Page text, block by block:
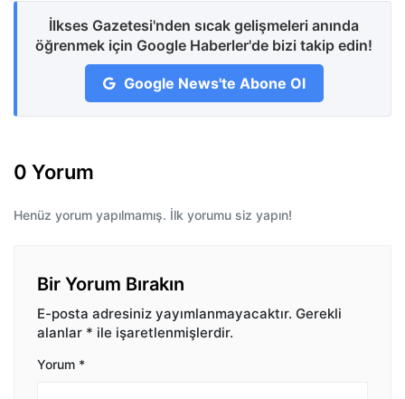
İlkses Gazetesi'nden sıcak gelişmeleri anında
öğrenmek için Google Haberler'de bizi takip edin!
Google News'te Abone Ol
0 Yorum
Henüz yorum yapılmamış. İlk yorumu siz yapın!
Bir Yorum Bırakın
E-posta adresiniz yayımlanmayacaktır. Gerekli
alanlar * ile işaretlenmişlerdir.
Yorum *